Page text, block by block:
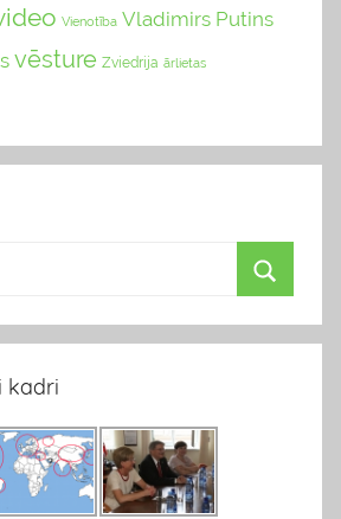
Vienotība Vladimirs Putins
vēsture Zviedrija ārlietas
kadri